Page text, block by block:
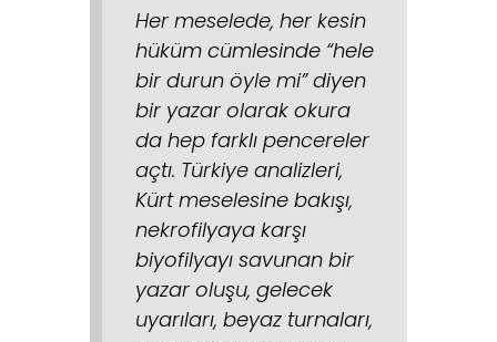
Her meselede, her kesin
hüküm cümlesinde “hele
bir durun öyle mi” diyen
bir yazar olarak okura
da hep farklı pencereler
açtı. Türkiye analizleri,
Kürt meselesine bakışı,
nekrofilyaya karşı
biyofilyayı savunan bir
yazar oluşu, gelecek
uyarıları, beyaz turnaları,